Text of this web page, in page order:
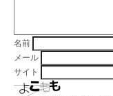
名前
メール
サイト